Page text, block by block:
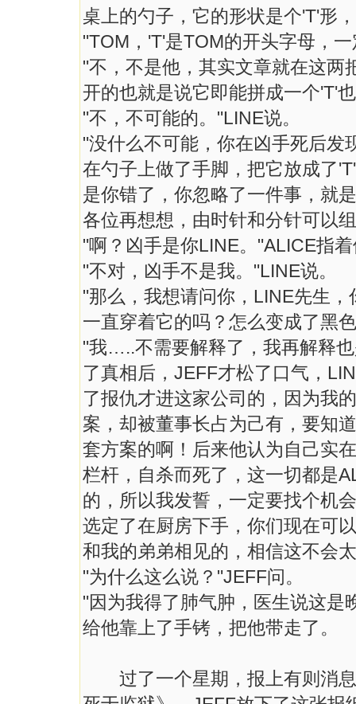
桌上的勺子，它的形状是个'T'形
"TOM，'T'是TOM的开头字母，
"不，不是他，其实文章就在这两
开的也就是说它即能拼成一个'T'
"不，不可能的。"LINE说。
"没什么不可能，你在凶手死后发
在勺子上做了手脚，把它放成了
是你错了，你忽略了一件事，就
各位再想想，由时针和分针可以
"啊？凶手是你LINE。"ALICE指
"不对，凶手不是我。"LINE说。
"那么，我想请问你，LINE先生
一直穿着它的吗？怎么变成了黑
"我…..不需要解释了，我再解释
了真相后，JEFF才松了口气，
了报仇才进这家公司的，因为我
案，却被董事长占为己有，要知
套方案的啊！后来他认为自己实
栏杆，自杀而死了，这一切都是
的，所以我发誓，一定要找个机
选定了在厨房下手，你们现在可
和我的弟弟相见的，相信这不会
"为什么这么说？"JEFF问。
"因为我得了肺气肿，医生说这是
给他靠上了手铐，把他带走了。
过了一个星期，报上有则消息